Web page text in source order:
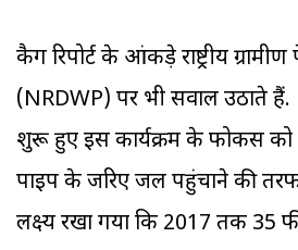
कैग रिपोर्ट के आंकड़े राष्ट्रीय
(NRDWP) पर भी सवाल उठाते
शुरू हुए इस कार्यक्रम के फोकस
पाइप के जरिए जल पहुंचाने की तरफ
लक्ष्य रखा गया कि 2017 तक 35